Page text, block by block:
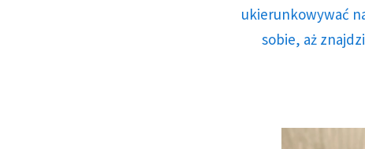
ukierunkowywać
sobie, aż